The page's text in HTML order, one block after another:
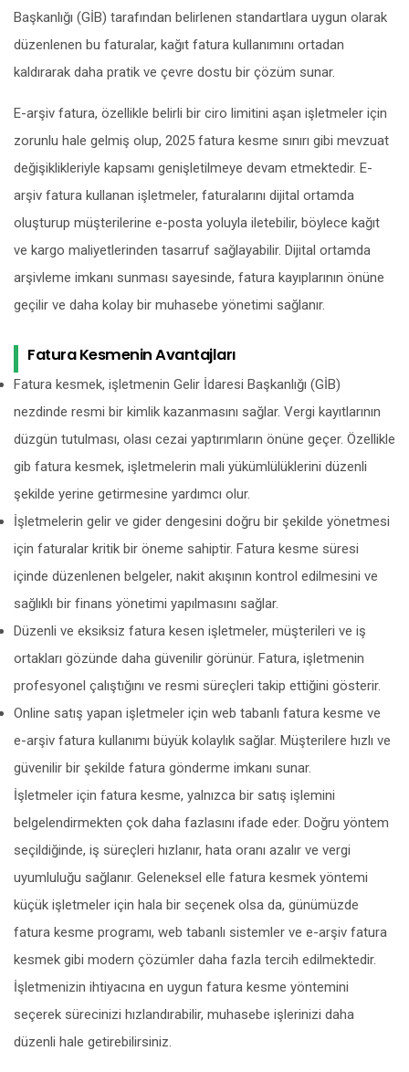
Başkanlığı (GİB) tarafından belirlenen standartlara uygun olarak
düzenlenen bu faturalar, kağıt fatura kullanımını ortadan
kaldırarak daha pratik ve çevre dostu bir çözüm sunar.
E-arşiv fatura, özellikle belirli bir ciro limitini aşan işletmeler için
zorunlu hale gelmiş olup, 2025 fatura kesme sınırı gibi mevzuat
değişiklikleriyle kapsamı genişletilmeye devam etmektedir. E-
arşiv fatura kullanan işletmeler, faturalarını dijital ortamda
oluşturup müşterilerine e-posta yoluyla iletebilir, böylece kağıt
ve kargo maliyetlerinden tasarruf sağlayabilir. Dijital ortamda
arşivleme imkanı sunması sayesinde, fatura kayıplarının önüne
geçilir ve daha kolay bir muhasebe yönetimi sağlanır.
Fatura Kesmenin Avantajları
Fatura kesmek, işletmenin Gelir İdaresi Başkanlığı (GİB)
nezdinde resmi bir kimlik kazanmasını sağlar. Vergi kayıtlarının
düzgün tutulması, olası cezai yaptırımların önüne geçer. Özellikle
gib fatura kesmek, işletmelerin mali yükümlülüklerini düzenli
şekilde yerine getirmesine yardımcı olur.
İşletmelerin gelir ve gider dengesini doğru bir şekilde yönetmesi
için faturalar kritik bir öneme sahiptir. Fatura kesme süresi
içinde düzenlenen belgeler, nakit akışının kontrol edilmesini ve
sağlıklı bir finans yönetimi yapılmasını sağlar.
Düzenli ve eksiksiz fatura kesen işletmeler, müşterileri ve iş
ortakları gözünde daha güvenilir görünür. Fatura, işletmenin
profesyonel çalıştığını ve resmi süreçleri takip ettiğini gösterir.
Online satış yapan işletmeler için web tabanlı fatura kesme ve
e-arşiv fatura kullanımı büyük kolaylık sağlar. Müşterilere hızlı ve
güvenilir bir şekilde fatura gönderme imkanı sunar.
İşletmeler için fatura kesme, yalnızca bir satış işlemini
belgelendirmekten çok daha fazlasını ifade eder. Doğru yöntem
seçildiğinde, iş süreçleri hızlanır, hata oranı azalır ve vergi
uyumluluğu sağlanır. Geleneksel elle fatura kesmek yöntemi
küçük işletmeler için hala bir seçenek olsa da, günümüzde
fatura kesme programı, web tabanlı sistemler ve e-arşiv fatura
kesmek gibi modern çözümler daha fazla tercih edilmektedir.
İşletmenizin ihtiyacına en uygun fatura kesme yöntemini
seçerek sürecinizi hızlandırabilir, muhasebe işlerinizi daha
düzenli hale getirebilirsiniz.